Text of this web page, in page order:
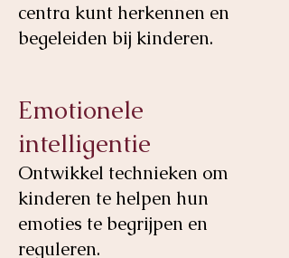
centra kunt herkennen en
begeleiden bij kinderen.
Emotionele
intelligentie
Ontwikkel technieken om
kinderen te helpen hun
emoties te begrijpen en
reguleren.